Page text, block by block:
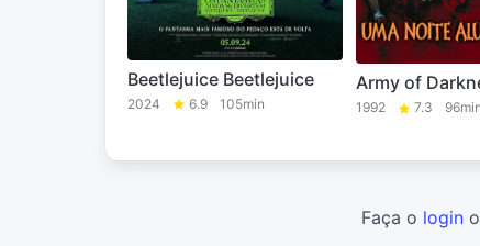
Beetlejuice Beetlejuice
2024 6.9 105min
Army of
1992 7.3 96min
Faça o login